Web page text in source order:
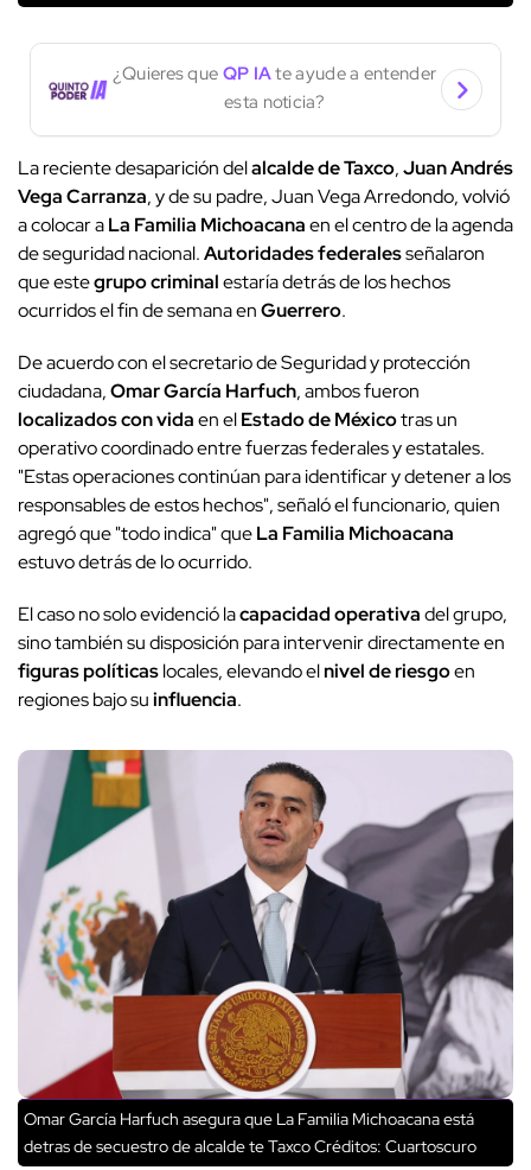
¿Quieres que QP IAte ayude a entender
esta noticia?
La reciente desaparición delalcalde de Taxco,Juan Andrés
Vega Carranza, y de su padre, Juan Vega Arredondo, volvió
a colocar aLa Familia Michoacanaen el centro de la agenda
de seguridad nacional.Autoridades federalesseñalaron
que estegrupo criminalestaría detrás de los hechos
ocurridos el fin de semana enGuerrero.
De acuerdo con el secretario de Seguridad y protección
ciudadana,Omar García Harfuch, ambos fueron
localizados con vidaen elEstado de Méxicotras un
operativo coordinado entre fuerzas federales y estatales.
"Estas operaciones continúan para identificar y detener a los
responsables de estos hechos", señaló el funcionario, quien
agregó que "todo indica" queLa Familia Michoacana
estuvo detrás de lo ocurrido.
El caso no solo evidenció lacapacidad operativadel grupo,
sino también su disposición para intervenir directamente en
figuras políticaslocales, elevando elnivel de riesgoen
regiones bajo suinfluencia.
Omar García Harfuch asegura que La Familia Michoacana está
detras de secuestro de alcalde te TaxcoCréditos: Cuartoscuro